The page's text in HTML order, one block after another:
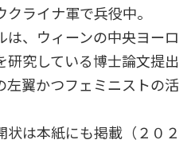
ライナ軍で兵役中。
、ウィーンの中央ヨーロ
研究している博士論文提出
左翼かつフェミニストの活
状は本紙にも掲載（２０２